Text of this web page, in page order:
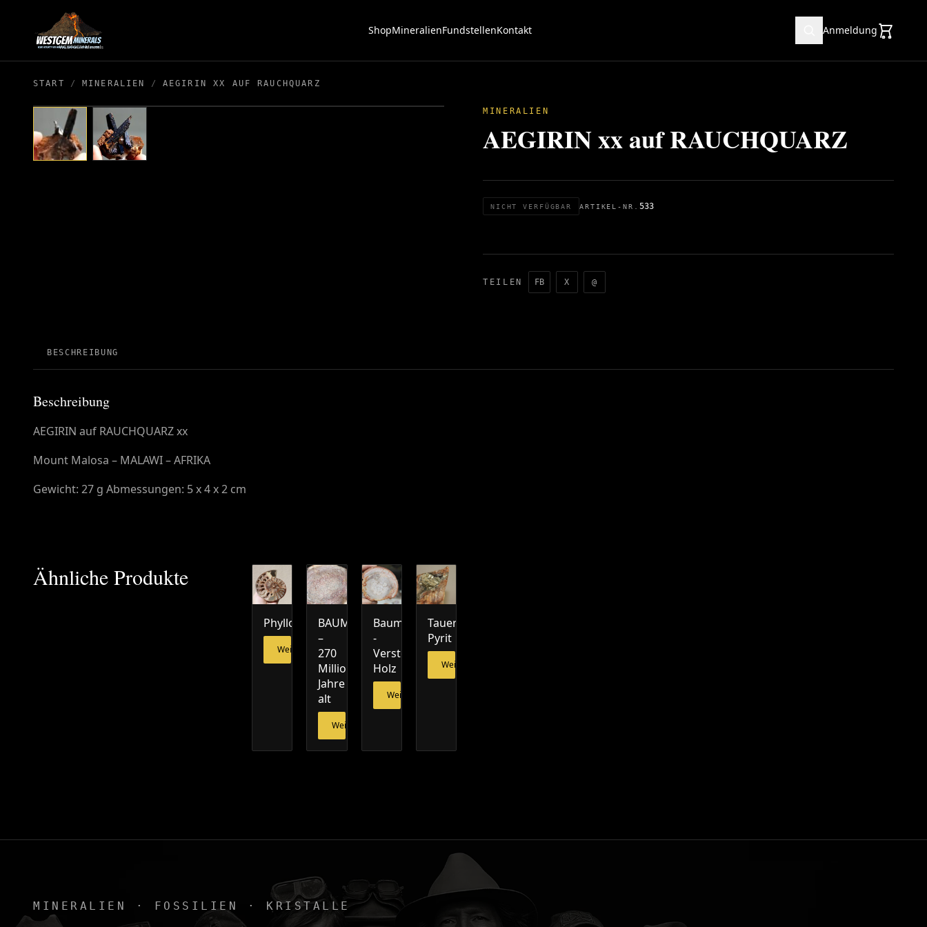
ShopMineralienFundstellenKontakt Anmeldung
START / MINERALIEN / AEGIRIN XX AUF RAUCHQUARZ
MINERALIEN
AEGIRIN xx auf RAUCHQUARZ
NICHT VERFÜGBAR ARTIKEL-NR. 533
TEILEN FB X @
BESCHREIBUNG
Beschreibung
AEGIRIN auf RAUCHQUARZ xx
Mount Malosa – MALAWI – AFRIKA
Gewicht: 27 g Abmessungen: 5 x 4 x 2 cm
Ähnliche Produkte
Phylloceras
Weiterlesen
BAUMFARN
–
270
Millionen
Jahre
alt
Weiterlesen
Baumfarn
-
Versteinertes
Holz
Weiterlesen
Tauern-
Pyrit
Weiterlesen
MINERALIEN · FOSSILIEN · KRISTALLE